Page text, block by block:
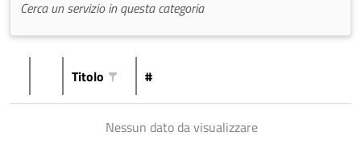
Titolo #
Nessun dato da visualizzare